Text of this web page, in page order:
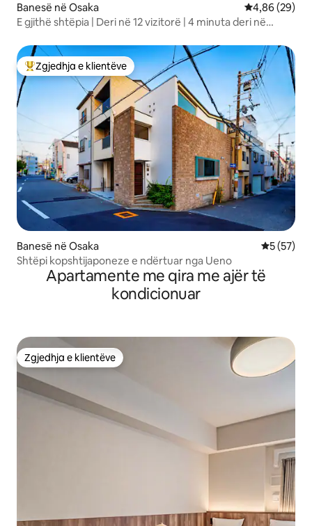
Banesë në Osaka Vlerësimi
4,86 (29)
E gjithë shtëpia | Deri në 12 vizitorë | 4 minuta deri në
Më të mirat e zgjedhjeve të klientëve
Zgjedhja e klientëve
Banesë në Osaka Vlerësimi
5 (57)
Shtëpi kopshtijaponeze e ndërtuar nga Ueno
Apartamente me qira me ajër të
kondicionuar
Zgjedhja e klientëve
Zgjedhja e klientëve